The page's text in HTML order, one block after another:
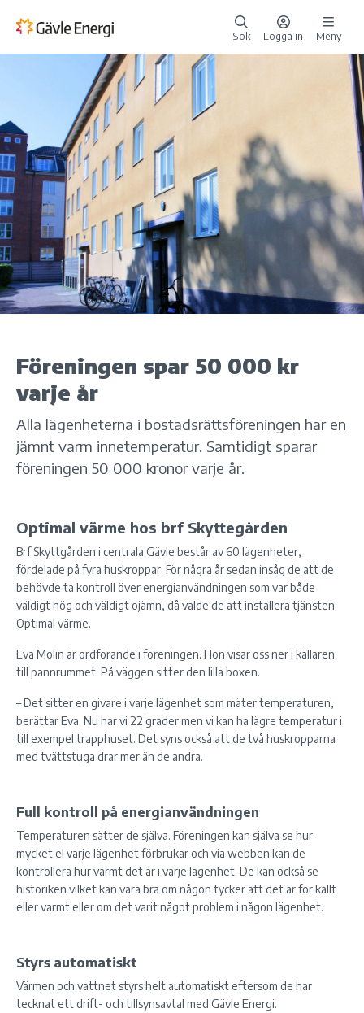
Sök Logga in Meny
Föreningen spar 50 000 kr
varje år
Alla lägenheterna i bostadsrättsföreningen har en
jämnt varm innetemperatur. Samtidigt sparar
föreningen 50 000 kronor varje år.
Optimal värme hos brf Skyttegården
Brf Skyttgården i centrala Gävle består av 60 lägenheter,
fördelade på fyra huskroppar. För några år sedan insåg de att de
behövde ta kontroll över energianvändningen som var både
väldigt hög och väldigt ojämn, då valde de att installera tjänsten
Optimal värme.
Eva Molin är ordförande i föreningen. Hon visar oss ner i källaren
till pannrummet. På väggen sitter den lilla boxen.
– Det sitter en givare i varje lägenhet som mäter temperaturen,
berättar Eva. Nu har vi 22 grader men vi kan ha lägre temperatur i
till exempel trapphuset. Det syns också att de två huskropparna
med tvättstuga drar mer än de andra.
Full kontroll på energianvändningen
Temperaturen sätter de själva. Föreningen kan själva se hur
mycket el varje lägenhet förbrukar och via webben kan de
kontrollera hur varmt det är i varje lägenhet. De kan också se
historiken vilket kan vara bra om någon tycker att det är för kallt
eller varmt eller om det varit något problem i någon lägenhet.
Styrs automatiskt
Värmen och vattnet styrs helt automatiskt eftersom de har
tecknat ett drift- och tillsynsavtal med Gävle Energi.